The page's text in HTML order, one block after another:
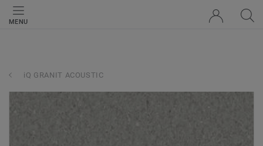
MENU
iQ GRANIT ACOUSTIC